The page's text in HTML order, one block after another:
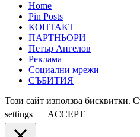
Home
Pin Posts
КОНТАКТ
ПАРТНЬОРИ
Петър Ангелов
Реклама
Социални мрежи
СЪБИТИЯ
Този сайт използва бисквитки.
settings
ACCEPT